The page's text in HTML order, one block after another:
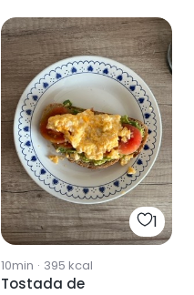
1
10min · 395 kcal
Tostada de